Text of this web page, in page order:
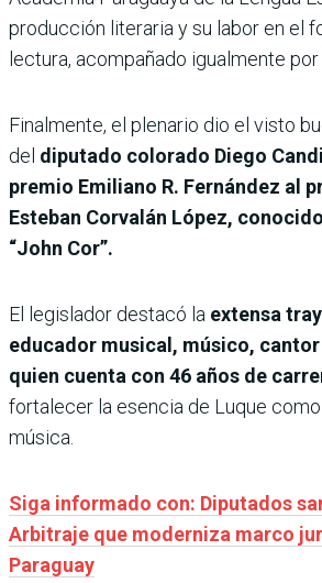
producción literaria y su labor en el
lectura, acompañado igualmente por
Finalmente, el plenario dio el visto
del diputado colorado Diego
premio Emiliano R. Fernández al
Esteban Corvalán López,
“John Cor”.
El legislador destacó la extensa
educador musical, músico,
quien cuenta con 46 años de
fortalecer la esencia de Luque
música.
Siga informado con: Diputados
Arbitraje que moderniza marco
Paraguay